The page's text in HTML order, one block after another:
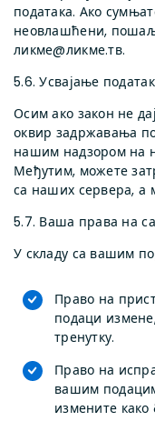
података. Ако
неовлашћени,
ликме@ликме.тв.
5.6. Усвајање
Осим ако закон не
оквир задржавања
нашим надзором на
Међутим, можете
са наших сервера, а
5.7. Ваша права на
У складу са вашим
Право на
подаци
тренутку.
Право на
вашим
измените